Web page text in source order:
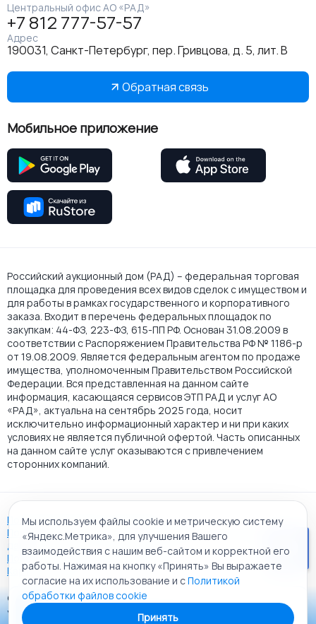
Центральный офис АО «РАД»
+7 812 777-57-57
Адрес
190031, Санкт-Петербург, пер. Гривцова, д. 5, лит. В
Обратная связь
Мобильное приложение
Российский аукционный дом (РАД) – федеральная торговая
площадка для проведения всех видов сделок с имуществом и
для работы в рамках государственного и корпоративного
заказа. Входит в перечень федеральных площадок по
закупкам: 44-ФЗ, 223-ФЗ, 615-ПП РФ. Основан 31.08.2009 в
соответствии с Распоряжением Правительства РФ № 1186-р
от 19.08.2009. Является федеральным агентом по продаже
имущества, уполномоченным Правительством Российской
Федерации. Вся представленная на данном сайте
информация, касающаяся сервисов ЭТП РАД и услуг АО
«РАД», актуальна на сентябрь 2025 года, носит
исключительно информационный характер и ни при каких
условиях не является публичной офертой. Часть описанных
на данном сайте услуг оказываются с привлечением
сторонних компаний.
Пользовательское соглашение
Политика АО "РАД" в отношении обработки персональных
данных
Политика обработки файлов cookie
Карта сайта
© 2009 - 2026 АО «Российский аукционный дом»
универсальная торговая площадка. Все права защищены.
Мы используем файлы cookie и метрическую систему
«Яндекс.Метрика», для улучшения Вашего
взаимодействия с нашим веб-сайтом и корректной его
работы. Нажимая на кнопку «Принять» Вы выражаете
согласие на их использование и сПолитикой
обработки файлов cookie
Принять
Приложение «РАД Каталог»